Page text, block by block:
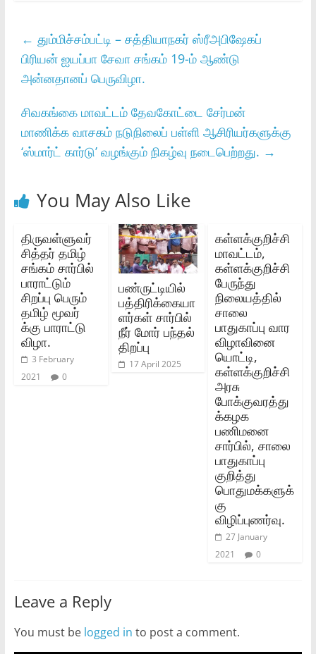
← தும்மிச்சம்பட்டி – சத்தியாநகர் ஸ்ரீஅபிஷேகப்
பிரியன் ஐயப்பா சேவா சங்கம் 19-ம் ஆண்டு
அன்னதானப் பெருவிழா.
சிவகங்கை மாவட்டம் தேவகோட்டை சேர்மன்
மாணிக்க வாசகம் நடுநிலைப் பள்ளி ஆசிரியர்களுக்கு
‘ஸ்மார்ட் கார்டு’ வழங்கும் நிகழ்வு நடைபெற்றது. →
You May Also Like
திருவள்ளுவர்
சித்தர் தமிழ்
சங்கம் சார்பில்
பாராட்டும்
சிறப்பு பெரும்
தமிழ் மூவர்
க்கு பாராட்டு
விழா.
3 February
2021
0
பண்ருட்டியில்
பத்திரிக்கையா
ளர்கள் சார்பில்
நீர் மோர் பந்தல்
திறப்பு
17 April 2025
கள்ளக்குறிச்சி
மாவட்டம்‌,
கள்ளக்குறிச்சி
பேருந்து
நிலையத்தில்‌
சாலை
பாதுகாப்பு வார
விழாவினை
யொட்டி,
கள்ளக்குறிச்சி
அரசு
போக்குவரத்து
க்கழக
பணிமனை
சார்பில்‌, சாலை
பாதுகாப்பு
குறித்து
பொதுமக்களுக்
கு
விழிப்புணர்வு.
27 January
2021
0
Leave a Reply
You must be logged in to post a comment.